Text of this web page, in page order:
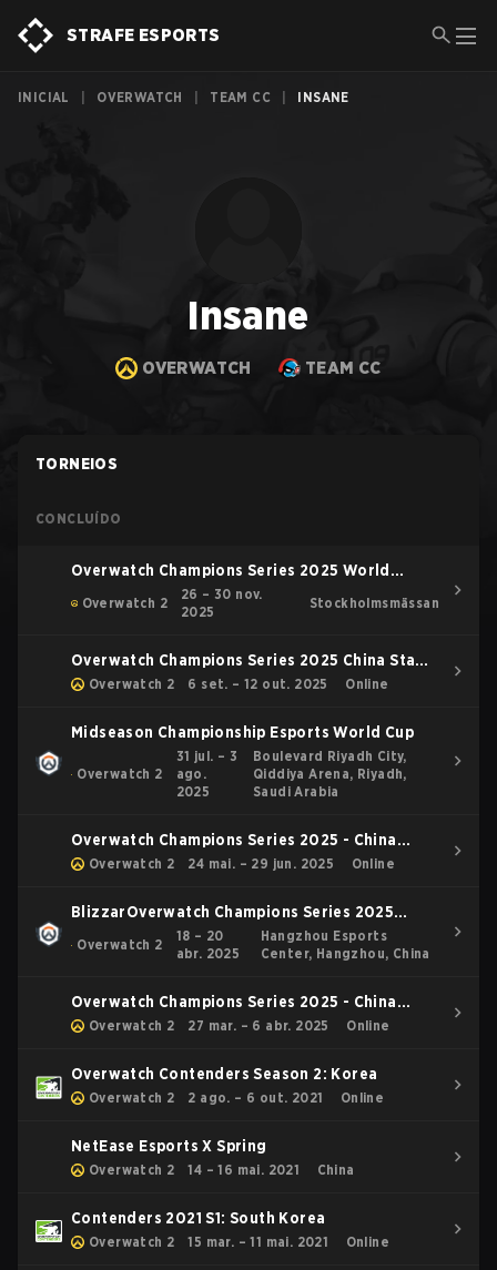
STRAFE ESPORTS
INICIAL OVERWATCH TEAM CC INSANE
Insane
OVERWATCH TEAM CC
TORNEIOS
CONCLUÍDO
Overwatch Champions Series 2025 World
Overwatch 2
26 – 30 nov.
2025
Stockholmsmässan
Overwatch Champions Series 2025 China Stage
3 Overwatch 2 6 set. – 12 out. 2025 Online
Midseason Championship Esports World Cup
Overwatch 2
31 jul. – 3
ago.
2025
Boulevard Riyadh City,
Qiddiya Arena, Riyadh,
Saudi Arabia
Overwatch Champions Series 2025 - China
Stage 2 - Regular Season
Overwatch 2 24 mai. – 29 jun. 2025 Online
BlizzarOverwatch Champions Series 2025
Champions Clashd Entertainment Overwatch
Overwatch Champions Series 2025
Overwatch 2
18 – 20
abr. 2025
Hangzhou Esports
Center, Hangzhou, China
Overwatch Champions Series 2025 - China
Stage 1
Overwatch 2 27 mar. – 6 abr. 2025 Online
Overwatch Contenders Season 2: Korea
Overwatch 2 2 ago. – 6 out. 2021 Online
NetEase Esports X Spring
Overwatch 2 14 – 16 mai. 2021 China
Contenders 2021 S1: South Korea
Overwatch 2 15 mar. – 11 mai. 2021 Online